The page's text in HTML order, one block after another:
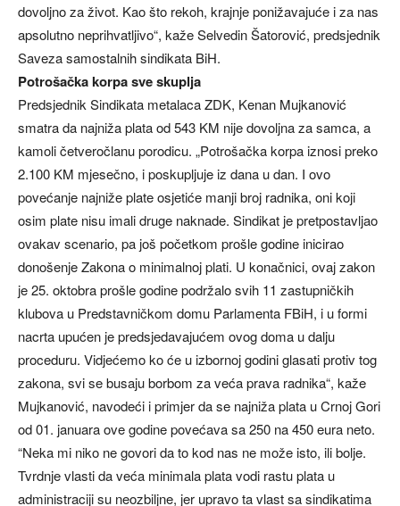
dovoljno za život. Kao što rekoh, krajnje ponižavajuće i za nas
apsolutno neprihvatljivo“, kaže Selvedin Šatorović, predsjednik
Saveza samostalnih sindikata BiH.
Potrošačka korpa sve skuplja
Predsjednik Sindikata metalaca ZDK, Kenan Mujkanović
smatra da najniža plata od 543 KM nije dovoljna za samca, a
kamoli četveročlanu porodicu. „Potrošačka korpa iznosi preko
2.100 KM mjesečno, i poskupljuje iz dana u dan. I ovo
povećanje najniže plate osjetiće manji broj radnika, oni koji
osim plate nisu imali druge naknade. Sindikat je pretpostavljao
ovakav scenario, pa još početkom prošle godine inicirao
donošenje Zakona o minimalnoj plati. U konačnici, ovaj zakon
je 25. oktobra prošle godine podržalo svih 11 zastupničkih
klubova u Predstavničkom domu Parlamenta FBiH, i u formi
nacrta upućen je predsjedavajućem ovog doma u dalju
proceduru. Vidjećemo ko će u izbornoj godini glasati protiv tog
zakona, svi se busaju borbom za veća prava radnika“, kaže
Mujkanović, navodeći i primjer da se najniža plata u Crnoj Gori
od 01. januara ove godine povećava sa 250 na 450 eura neto.
“Neka mi niko ne govori da to kod nas ne može isto, ili bolje.
Tvrdnje vlasti da veća minimala plata vodi rastu plata u
administraciji su neozbiljne, jer upravo ta vlast sa sindikatima